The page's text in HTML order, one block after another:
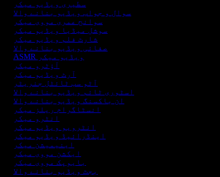
سطیری ویڈیو میکر
سوال و جواب ویڈیو بنانے والا
سوانح عمری مووی میکر
سوشل میڈیا ویڈیو میکر
شارٹ فلم ویڈیو میکر
صفائی ویڈیو بنانے والا
ASMR ویڈیو میکر
آؤٹرو میکر
آرٹ ویڈیو میکر
آٹو سب ٹائٹل جنریٹر
اسٹوری ٹائم ویڈیو بنانے والا
ان باکسنگ ویڈیو بنانے والا
انسٹاگرام ریلز میکر
انٹرو میکر
انٹرویو ویڈیو میکر
اینڈرائیڈ ویڈیو میکر
اینیمیشن میکر
ایکشن مووی میکر
بایوپک مووی میکر
بجٹ ویڈیو بنانے والا